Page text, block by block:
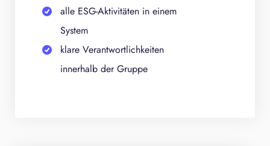
alle ESG-Aktivitäten in einem
System
klare Verantwortlichkeiten
innerhalb der Gruppe